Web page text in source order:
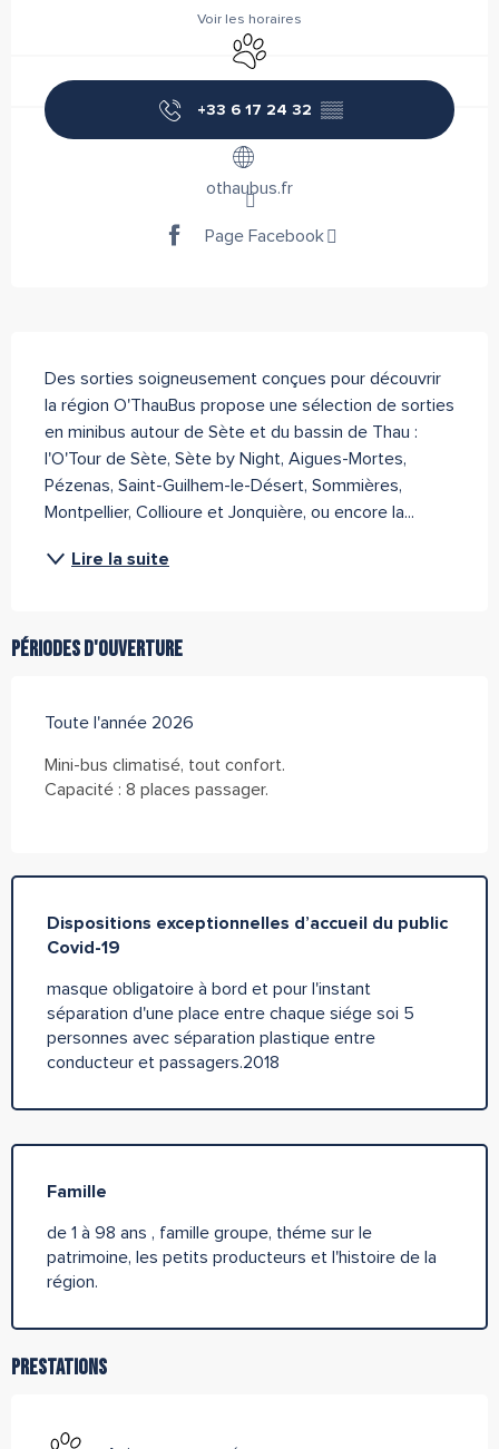
Voir les horaires
Animaux acceptés
+33 6 17 24 32 ▒▒
othaubus.fr
Page Facebook
Description
Des sorties soigneusement conçues pour découvrir
la région O'ThauBus propose une sélection de sorties
en minibus autour de Sète et du bassin de Thau :
l'O'Tour de Sète, Sète by Night, Aigues-Mortes,
Pézenas, Saint-Guilhem-le-Désert, Sommières,
Montpellier, Collioure et Jonquière, ou encore la...
Lire la suite
Périodes d'ouverture
Toute l'année 2026
Mini-bus climatisé, tout confort.
Capacité : 8 places passager.
Dispositions exceptionnelles d’accueil du public
Covid-19
masque obligatoire à bord et pour l'instant
séparation d'une place entre chaque siége soi 5
personnes avec séparation plastique entre
conducteur et passagers.2018
Famille
de 1 à 98 ans , famille groupe, théme sur le
patrimoine, les petits producteurs et l'histoire de la
région.
Prestations